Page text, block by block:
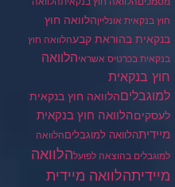
חוץ בנקאית אונלייןהלוואה חוץ
בנקאית בהוראת קבעהלוואה חוץ
בנקאית בכרטיס אשראיהלוואה
חוץ בנקאית
למוגבליםהלוואה חוץ בנקאית
לעסקיםהלוואה חוץ בנקאית
מיידיתהלוואה למוגבליםהלוואה
למוגבלים בהוצאה לפועלהלוואה
מיידיתהלוואה מיידית